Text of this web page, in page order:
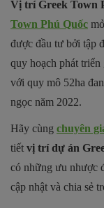
Vị trí Greek Town
Town Phú Quốc
được đầu tư bởi tập
quy hoạch phát
với quy mô 52ha
ngọc năm 2022.
Hãy cùng chuyên
tiết vị trí dự án
có những ưu nhược
cập nhật và chia sẻ